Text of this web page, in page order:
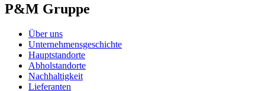
P&M Gruppe
Über uns
Unternehmensgeschichte
Hauptstandorte
Abholstandorte
Nachhaltigkeit
Lieferanten